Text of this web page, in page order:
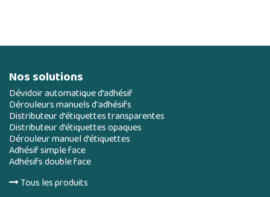
Nos solutions
Dévidoir automatique d’adhésif
Dérouleurs manuels d'adhésifs
Distributeur d’étiquettes transparentes
Distributeur d’étiquettes opaques
Dérouleur manuel d’étiquettes
Adhésif simple face
Adhésifs double face
Tous les produits